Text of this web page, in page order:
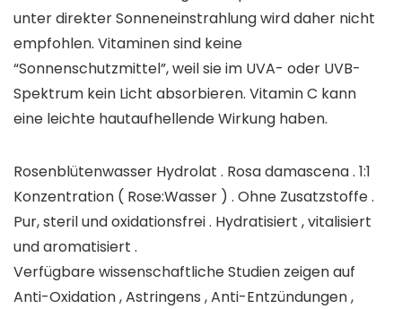
unter direkter Sonneneinstrahlung wird daher nicht
empfohlen. Vitaminen sind keine
“Sonnenschutzmittel”, weil sie im UVA- oder UVB-
Spektrum kein Licht absorbieren. Vitamin C kann
eine leichte hautaufhellende Wirkung haben.
Rosenblütenwasser Hydrolat . Rosa damascena . 1:1
Konzentration ( Rose:Wasser ) . Ohne Zusatzstoffe .
Pur, steril und oxidationsfrei . Hydratisiert , vitalisiert
und aromatisiert .
Verfügbare wissenschaftliche Studien zeigen auf
Anti-Oxidation , Astringens , Anti-Entzündungen ,